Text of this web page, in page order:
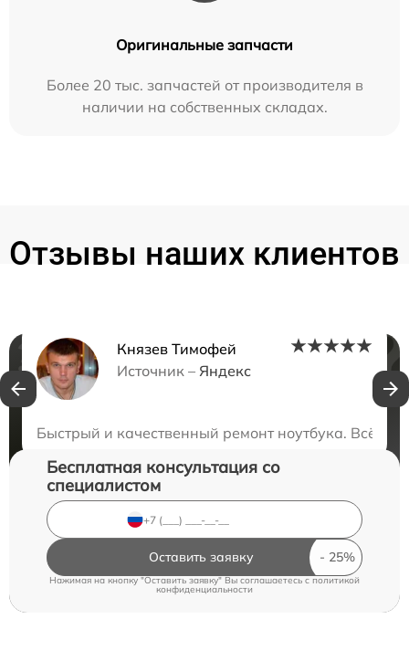
Оригинальные запчасти
Более 20 тыс. запчастей от производителя в
наличии на собственных складах.
Отзывы наших клиентов
Князев Тимофей
Источник – Яндекс
Быстрый и качественный ремонт ноутбука. Всё
Нужна консультация?
Бесплатная консультация со
специалистом
Оставить заявку
Нажимая на кнопку "Оставить заявку" Вы соглашаетесь cполитикой
конфиденциальности